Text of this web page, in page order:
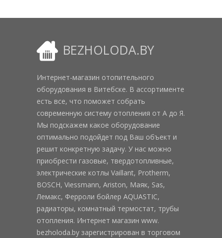
BEZHOLODA.BY
Интернет-магазин отопительного
оборудования в Витебске. В ассортименте
есть все, что поможет собрать
современную систему отопления от А до Я.
Мы подскажем какое оборудование
оптимально подойдет под Ваш объект и
решит конкретную задачу. У нас можно
приобрести газовые, твердотопливные,
электрические котлы Vaillant, Protherm,
BOSCH, Viessmann, Ariston, Маяк, Sas,
Лемакс, Ферроли бойлер AQUASTIC,
радиаторы, комнатный термостат, трубы
отопления. Интернет магазин www.
bezholoda.by зарегистрирован в торговом